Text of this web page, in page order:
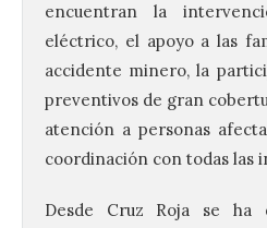
encuentran la
eléctrico, el apoyo a las
accidente minero, la
preventivos de gran
atención a personas
coordinación con todas las
Desde Cruz Roja se ha
120 jóvenes
formación en
entornos digitales
nuevo curso de los
Campamentos
Tech